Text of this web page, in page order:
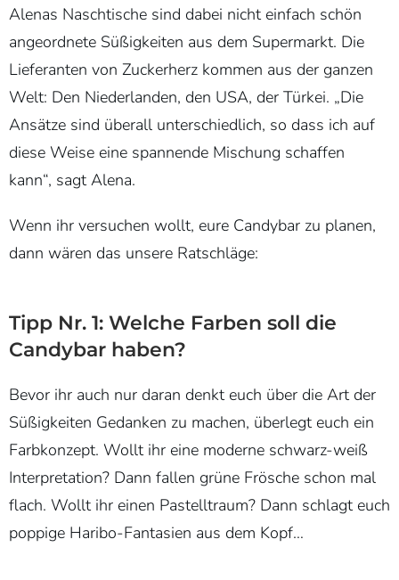
Alenas Naschtische sind dabei nicht einfach schön
angeordnete Süßigkeiten aus dem Supermarkt. Die
Lieferanten von Zuckerherz kommen aus der ganzen
Welt: Den Niederlanden, den USA, der Türkei. „Die
Ansätze sind überall unterschiedlich, so dass ich auf
diese Weise eine spannende Mischung schaffen
kann“, sagt Alena.
Wenn ihr versuchen wollt, eure Candybar zu planen,
dann wären das unsere Ratschläge:
Tipp Nr. 1: Welche Farben soll die
Candybar haben?
Bevor ihr auch nur daran denkt euch über die Art der
Süßigkeiten Gedanken zu machen, überlegt euch ein
Farbkonzept. Wollt ihr eine moderne schwarz-weiß
Interpretation? Dann fallen grüne Frösche schon mal
flach. Wollt ihr einen Pastelltraum? Dann schlagt euch
poppige Haribo-Fantasien aus dem Kopf…